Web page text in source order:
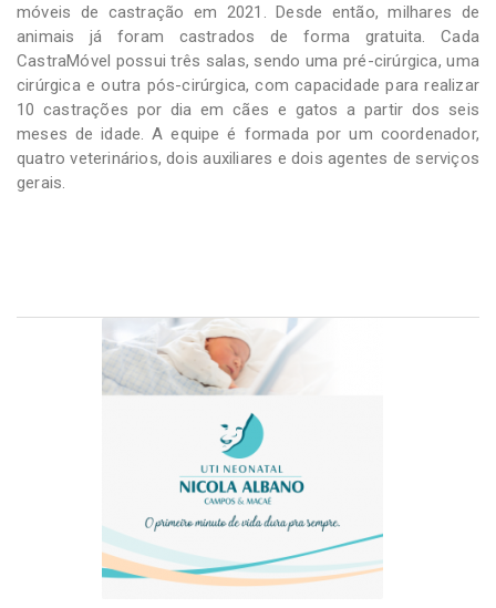
móveis de castração em 2021. Desde então, milhares de
animais já foram castrados de forma gratuita. Cada
CastraMóvel possui três salas, sendo uma pré-cirúrgica, uma
cirúrgica e outra pós-cirúrgica, com capacidade para realizar
10 castrações por dia em cães e gatos a partir dos seis
meses de idade. A equipe é formada por um coordenador,
quatro veterinários, dois auxiliares e dois agentes de serviços
gerais.